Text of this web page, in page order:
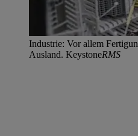
Industrie: Vor allem
Ausland. KeystoneRMS